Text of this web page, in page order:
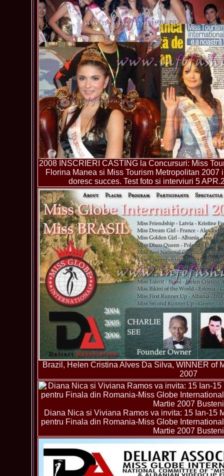
2008 INSCRIERI CASTING la Concursuri: Miss
Florina Manea si Miss Tourism Metropolitan
doresc succes. Test foto si interviuri 5
Brazil, Helen Cristina Alves Da Silva, WINNER of
2007
Diana Nica si Viviana Ramos va invita: 15 Ian-15
pentru Finala din Romania-Miss Globe
Martie 2007 Busteni